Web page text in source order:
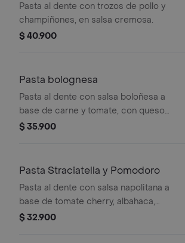
Pasta al dente con trozos de pollo y
champiñones, en salsa cremosa.
$ 40.900
Pasta bolognesa
Pasta al dente con salsa boloñesa a
base de carne y tomate, con queso
parmesano.
$ 35.900
Pasta Straciatella y Pomodoro
Pasta al dente con salsa napolitana a
base de tomate cherry, albahaca,
burrata y queso parmesano.
$ 32.900